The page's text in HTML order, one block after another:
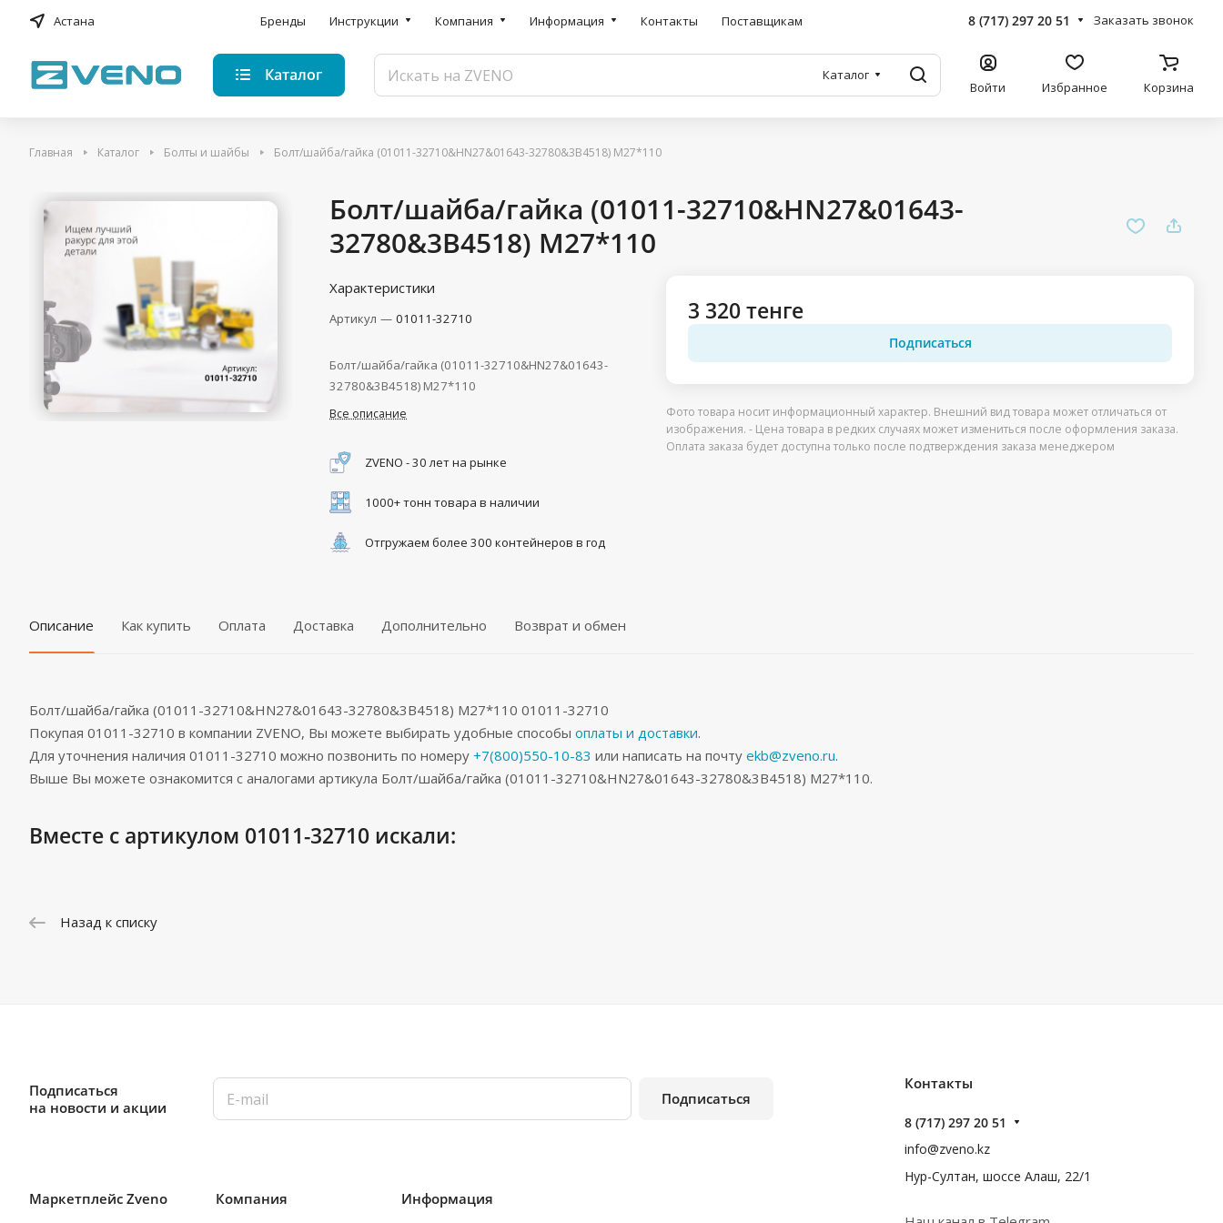
Астана Бренды Инструкции Компания Информация Контакты Поставщикам 8 (717) 297 20 51 Заказать звонок
Каталог Каталог
Войти Избранное Корзина
Главная Каталог Болты и шайбы Болт/шайба/гайка (01011-32710&HN27&01643-32780&3B4518) M27*110
Болт/шайба/гайка (01011-32710&HN27&01643-
32780&3B4518) M27*110
Характеристики
Артикул — 01011-32710
Болт/шайба/гайка (01011-32710&HN27&01643-
32780&3B4518) M27*110
Все описание
ZVENO - 30 лет на рынке
1000+ тонн товара в наличии
Отгружаем более 300 контейнеров в год
3 320 тенге
Подписаться
Фото товара носит информационный характер. Внешний вид товара может отличаться от
изображения. - Цена товара в редких случаях может измениться после оформления заказа.
Оплата заказа будет доступна только после подтверждения заказа менеджером
Описание Как купить Оплата Доставка Дополнительно Возврат и обмен
Болт/шайба/гайка (01011-32710&HN27&01643-32780&3B4518) M27*110 01011-32710
Покупая 01011-32710 в компании ZVENO, Вы можете выбирать удобные способы оплаты и доставки.
Для уточнения наличия 01011-32710 можно позвонить по номеру +7(800)550-10-83 или написать на почту ekb@zveno.ru.
Выше Вы можете ознакомится с аналогами артикула Болт/шайба/гайка (01011-32710&HN27&01643-32780&3B4518) M27*110.
Вместе с артикулом 01011-32710 искали:
Назад к списку
Подписаться
на новости и акции
Подписаться
Маркетплейс Zveno Компания Информация
Контакты
8 (717) 297 20 51
info@zveno.kz
Нур-Султан, шоссе Алаш, 22/1